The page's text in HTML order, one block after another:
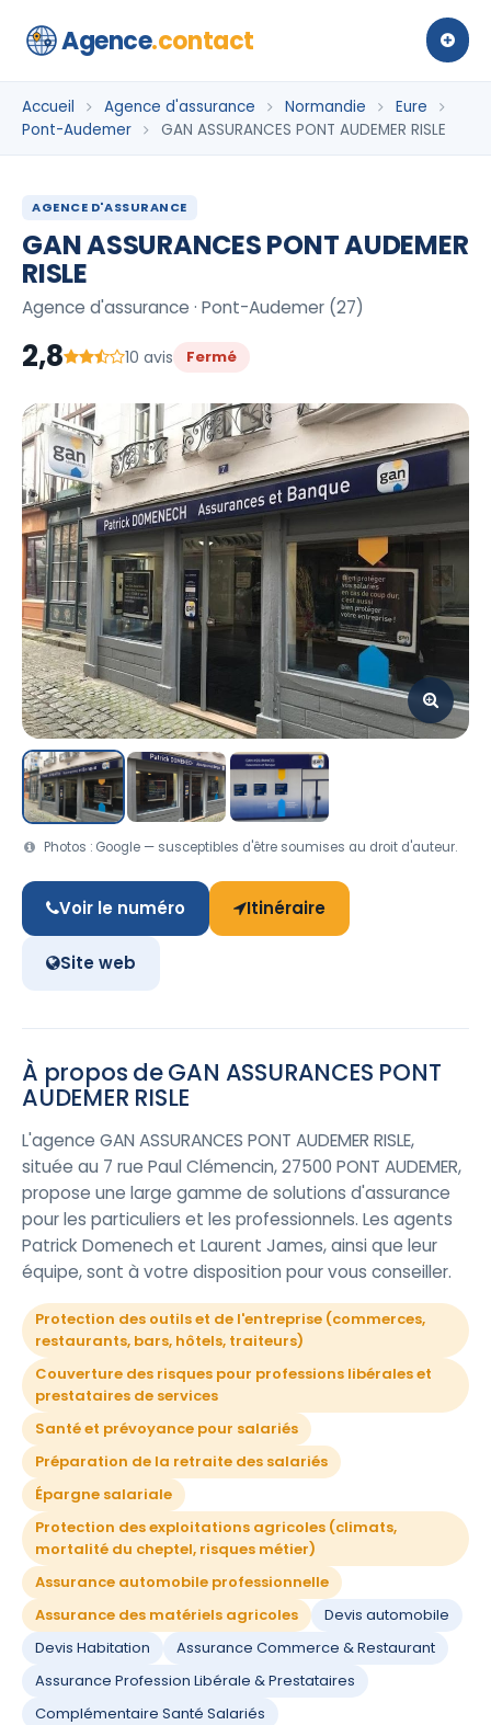
Agence.contact
Accueil Agence d'assurance Normandie
Eure
Pont-Audemer
GAN ASSURANCES PONT AUDEMER RISLE
AGENCE D'ASSURANCE
GAN ASSURANCES PONT AUDEMER
RISLE
Agence d'assurance · Pont-Audemer (27)
2,8 10 avis Fermé
Photos : Google — susceptibles d'être soumises au droit d'auteur.
Voir le numéro Itinéraire
Site web
À propos de GAN ASSURANCES PONT
AUDEMER RISLE
L'agence GAN ASSURANCES PONT AUDEMER RISLE,
située au 7 rue Paul Clémencin, 27500 PONT AUDEMER,
propose une large gamme de solutions d'assurance
pour les particuliers et les professionnels. Les agents
Patrick Domenech et Laurent James, ainsi que leur
équipe, sont à votre disposition pour vous conseiller.
Protection des outils et de l'entreprise (commerces,
restaurants, bars, hôtels, traiteurs)
Couverture des risques pour professions libérales et
prestataires de services
Santé et prévoyance pour salariés
Préparation de la retraite des salariés
Épargne salariale
Protection des exploitations agricoles (climats,
mortalité du cheptel, risques métier)
Assurance automobile professionnelle
Assurance des matériels agricoles
Devis automobile
Devis Habitation
Assurance Commerce & Restaurant
Assurance Profession Libérale & Prestataires
Complémentaire Santé Salariés